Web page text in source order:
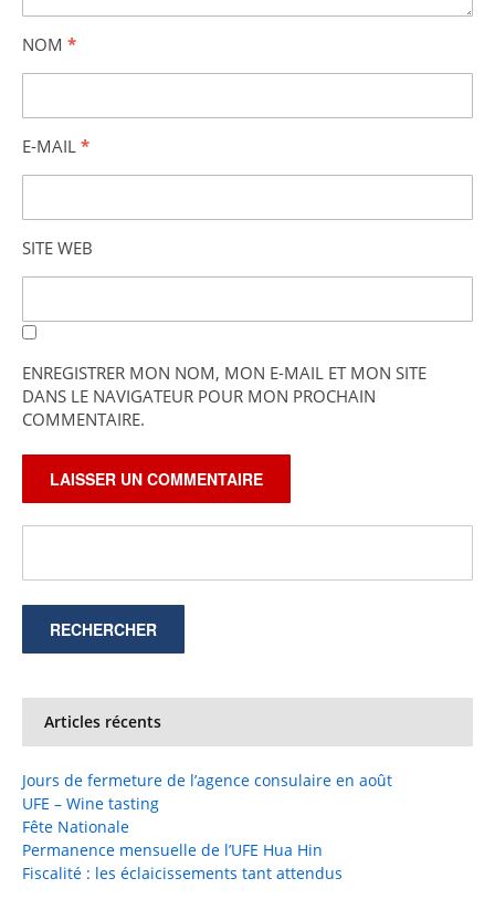
NOM *
E-MAIL *
SITE WEB
ENREGISTRER MON NOM, MON E-MAIL ET MON SITE
DANS LE NAVIGATEUR POUR MON PROCHAIN
COMMENTAIRE.
Articles récents
Jours de fermeture de l’agence consulaire en août
UFE – Wine tasting
Fête Nationale
Permanence mensuelle de l’UFE Hua Hin
Fiscalité : les éclaicissements tant attendus